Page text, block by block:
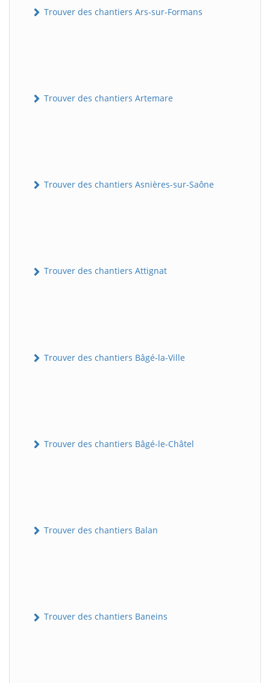
Trouver des chantiers Ars-sur-Formans
Trouver des chantiers Artemare
Trouver des chantiers Asnières-sur-Saône
Trouver des chantiers Attignat
Trouver des chantiers Bâgé-la-Ville
Trouver des chantiers Bâgé-le-Châtel
Trouver des chantiers Balan
Trouver des chantiers Baneins